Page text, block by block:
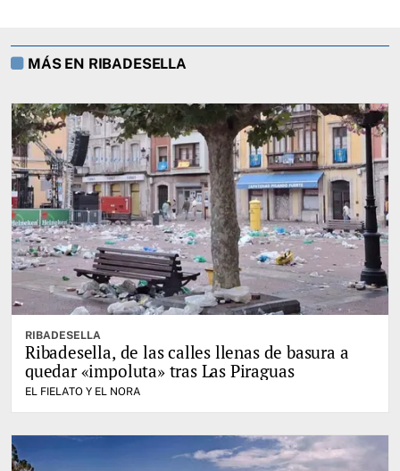
MÁS EN RIBADESELLA
RIBADESELLA
Ribadesella, de las calles llenas de basura a
quedar «impoluta» tras Las Piraguas
EL FIELATO Y EL NORA